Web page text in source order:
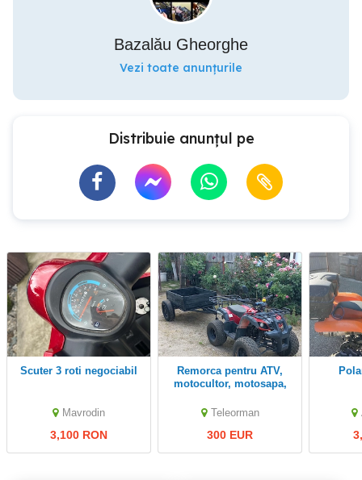
Bazalău Gheorghe
Vezi toate anunțurile
Distribuie anunțul pe
scuter 3 roti negociabil
Mavrodin
3,100 RON
Remorca pentru ATV,
motocultor, motosapa,
Teleorman
300 EUR